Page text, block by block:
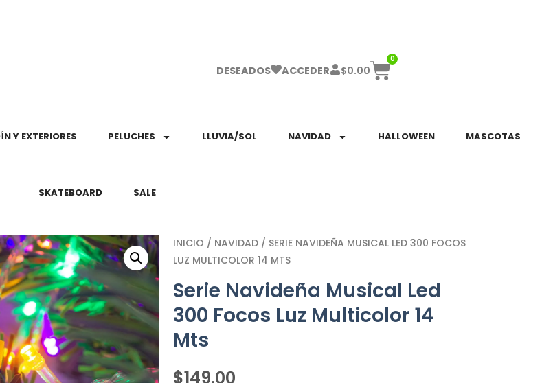
DESEADOS ACCEDER $0.00
0
Y EXTERIORES PELUCHES LLUVIA/SOL NAVIDAD HALLOWEEN MASCOTAS
SKATEBOARD SALE
INICIO / NAVIDAD / SERIE NAVIDEÑA MUSICAL LED 300 FOCOS
LUZ MULTICOLOR 14 MTS
Serie Navideña Musical Led
300 Focos Luz Multicolor 14
Mts
$149.00